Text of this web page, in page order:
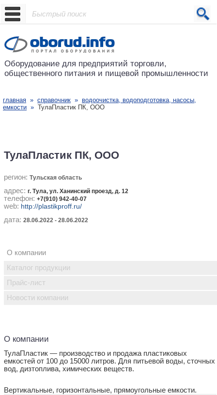
Проект основан в 2001 году
Оборудование для предприятий торговли,
общественного питания и пищевой промышленности
главная » справочник » водоочистка, водоподготовка, насосы,
емкости » ТулаПластик ПК, ООО
ТулаПластик ПК, ООО
регион: Тульская область
адрес: г. Тула, ул. Ханинский проезд, д. 12
телефон: +7(910) 942-40-07
web: http://plastikproff.ru/
дата: 28.06.2022 - 28.06.2022
О компании
О компании
ТулаПластик — производство и продажа пластиковых
емкостей от 100 до 15000 литров. Для питьевой воды, сточных
вод, дизтоплива, химических веществ.
Вертикальные, горизонтальные, прямоугольные емкости.
Каталог продукции
Прайс-лист
Новости компании